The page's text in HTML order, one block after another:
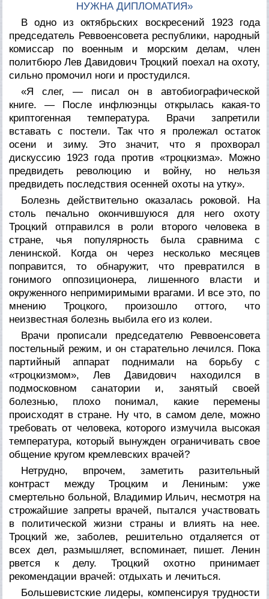
НУЖНА ДИПЛОМАТИЯ»
В одно из октябрьских воскресений 1923 года
председатель Реввоенсовета республики, народный
комиссар по военным и морским делам, член
политбюро Лев Давидович Троцкий поехал на охоту,
сильно промочил ноги и простудился.
«Я слег, — писал он в автобиографической
книге. — После инфлюэнцы открылась какая-то
криптогенная температура. Врачи запретили
вставать с постели. Так что я пролежал остаток
осени и зиму. Это значит, что я прохворал
дискуссию 1923 года против«троцкизма». Можно
предвидеть революцию и войну, но нельзя
предвидеть последствия осенней охоты на утку».
Болезнь действительно оказалась роковой. На
столь печально окончившуюся для него охоту
Троцкий отправился в роли второго человека в
стране, чья популярность была сравнима с
ленинской. Когда он через несколько месяцев
поправится, то обнаружит, что превратился в
гонимого оппозиционера, лишенного власти и
окруженного непримиримыми врагами. И все это, по
мнению Троцкого, произошло оттого, что
неизвестная болезнь выбила его из колеи.
Врачи прописали председателю Реввоенсовета
постельный режим, и он старательно лечился. Пока
партийный аппарат поднимали на борьбу с
«троцкизмом», Лев Давидович находился в
подмосковном санатории и, занятый своей
болезнью, плохо понимал, какие перемены
происходят в стране. Ну что, в самом деле, можно
требовать от человека, которого измучила высокая
температура, который вынужден ограничивать свое
общение кругом кремлевских врачей?
Нетрудно, впрочем, заметить разительный
контраст между Троцким и Лениным: уже
смертельно больной, Владимир Ильич, несмотря на
строжайшие запреты врачей, пытался участвовать
в политической жизни страны и влиять на нее.
Троцкий же, заболев, решительно отдаляется от
всех дел, размышляет, вспоминает, пишет. Ленин
рвется к делу. Троцкий охотно принимает
рекомендации врачей: отдыхать и лечиться.
Большевистские лидеры, компенсируя трудности